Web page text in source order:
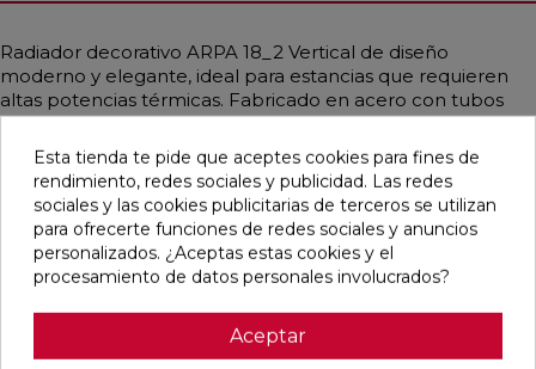
Radiador decorativo ARPA 18_2 Vertical de diseño
moderno y elegante, ideal para estancias que requieren
altas potencias térmicas. Fabricado en acero con tubos
verticales de Ø18 mm y colectores de Ø30 mm, ofrece una
estética sobria con gran modularidad. Perfecto para
calderas de condensación y bombas de calor, proporciona
un calor uniforme adaptado a instalaciones de baja
temperatura. Disponible en diferentes medidas, alcanza
potencias de hasta 3708 W. Incluye purgador, tapón ciego
y soportes a juego. Presión máx.: 10 bar. Temp. máx.: 95 °C.
Esta tienda te pide que aceptes cookies para fines de
rendimiento, redes sociales y publicidad. Las redes
sociales y las cookies publicitarias de terceros se utilizan
para ofrecerte funciones de redes sociales y anuncios
personalizados. ¿Aceptas estas cookies y el
procesamiento de datos personales involucrados?
Aceptar